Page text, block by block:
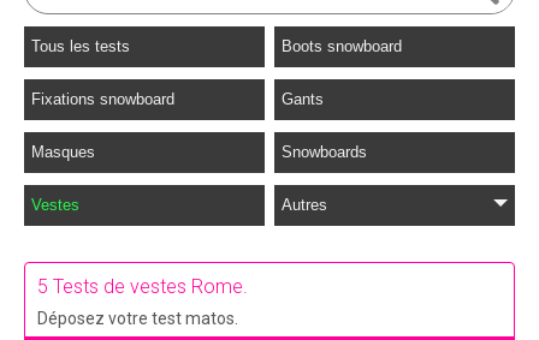
Tous les tests Boots snowboard
Fixations snowboard Gants
Masques Snowboards
Vestes Autres
5 Tests de vestes Rome.
Déposez votre test matos.